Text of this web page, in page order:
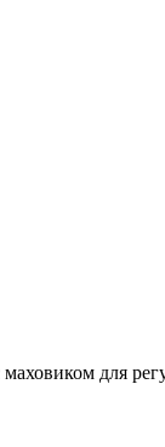
маховиком для